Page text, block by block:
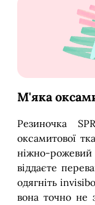
М'яка
Резиночка
оксамитової
ніжно-
віддаєте
одягніть
вона точно не